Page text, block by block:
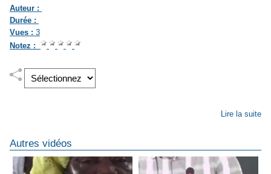
Auteur :
Durée :
Vues : 3
Notez :
Lire la suite
Autres vidéos